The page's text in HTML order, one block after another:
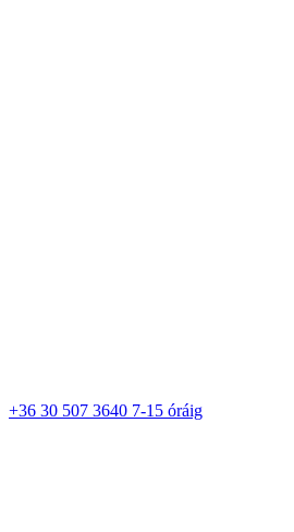
+36 30 507 3640 7-15 óráig